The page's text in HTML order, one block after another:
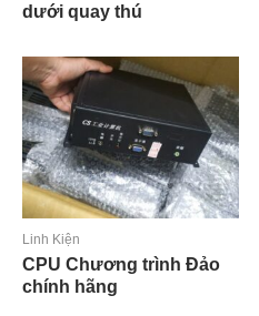
dưới quay thú
Linh Kiện
CPU Chương trình Đảo
chính hãng